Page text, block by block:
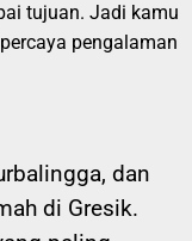
tujuan. Jadi kamu
pengalaman
dan
di Gresik.